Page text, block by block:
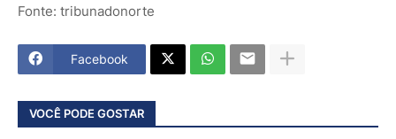
Fonte: tribunadonorte
Facebook
VOCÊ PODE GOSTAR